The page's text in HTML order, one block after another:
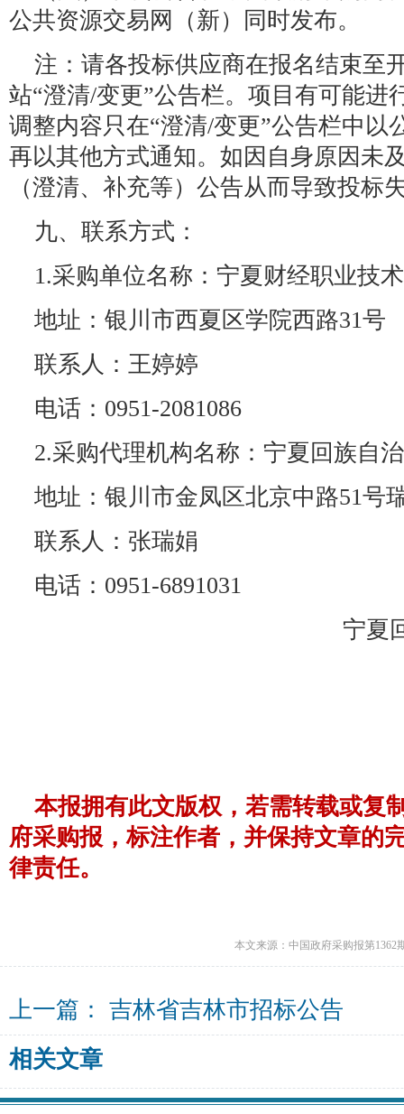
公共资源交易网（新）同时发布。
注：请各投标供应商在报名结束至
站“澄清/变更”公告栏。项目有可能进
调整内容只在“澄清/变更”公告栏中以
再以其他方式通知。如因自身原因未
（澄清、补充等）公告从而导致投标
九、联系方式：
1.采购单位名称：宁夏财经职业技
地址：银川市西夏区学院西路31号
联系人：王婷婷
电话：0951-2081086
2.采购代理机构名称：宁夏回族自
地址：银川市金凤区北京中路51号
联系人：张瑞娟
电话：0951-6891031
宁夏
本报拥有此文版权，若需转载或复
府采购报，标注作者，并保持文章的
律责任。
本文来源：中国政府采购报第1362
上一篇： 吉林省吉林市招标公告
相关文章